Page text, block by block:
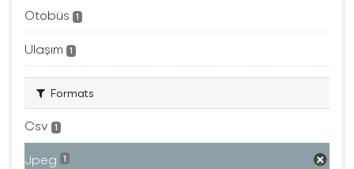
Otobüs 1
Ulaşım 1
Formats
Csv 1
Jpeg 1